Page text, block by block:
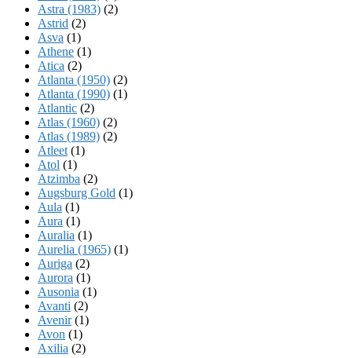
Astra (1983) (2)
Astrid (2)
Asva (1)
Athene (1)
Atica (2)
Atlanta (1950) (2)
Atlanta (1990) (1)
Atlantic (2)
Atlas (1960) (2)
Atlas (1989) (2)
Atleet (1)
Atol (1)
Atzimba (2)
Augsburg Gold (1)
Aula (1)
Aura (1)
Auralia (1)
Aurelia (1965) (1)
Auriga (2)
Aurora (1)
Ausonia (1)
Avanti (2)
Avenir(1)
Avon (1)
Axilia (2)